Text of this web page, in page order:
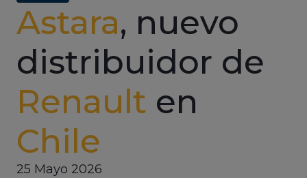
Astara, nuevo
distribuidor de
Renault en
Chile
25 Mayo 2026